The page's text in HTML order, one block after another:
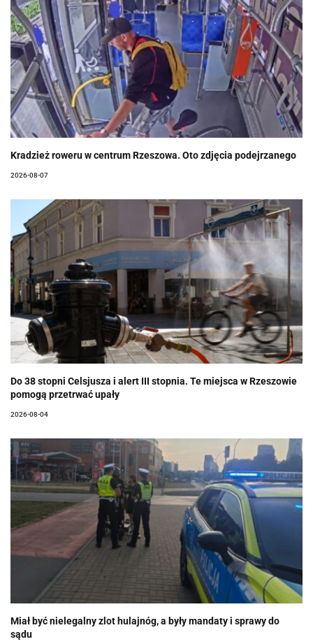
Kradzież roweru w centrum Rzeszowa. Oto zdjęcia podejrzanego
2026-08-07
Do 38 stopni Celsjusza i alert III stopnia. Te miejsca w Rzeszowie
pomogą przetrwać upały
2026-08-04
Miał być nielegalny zlot hulajnóg, a były mandaty i sprawy do
sądu